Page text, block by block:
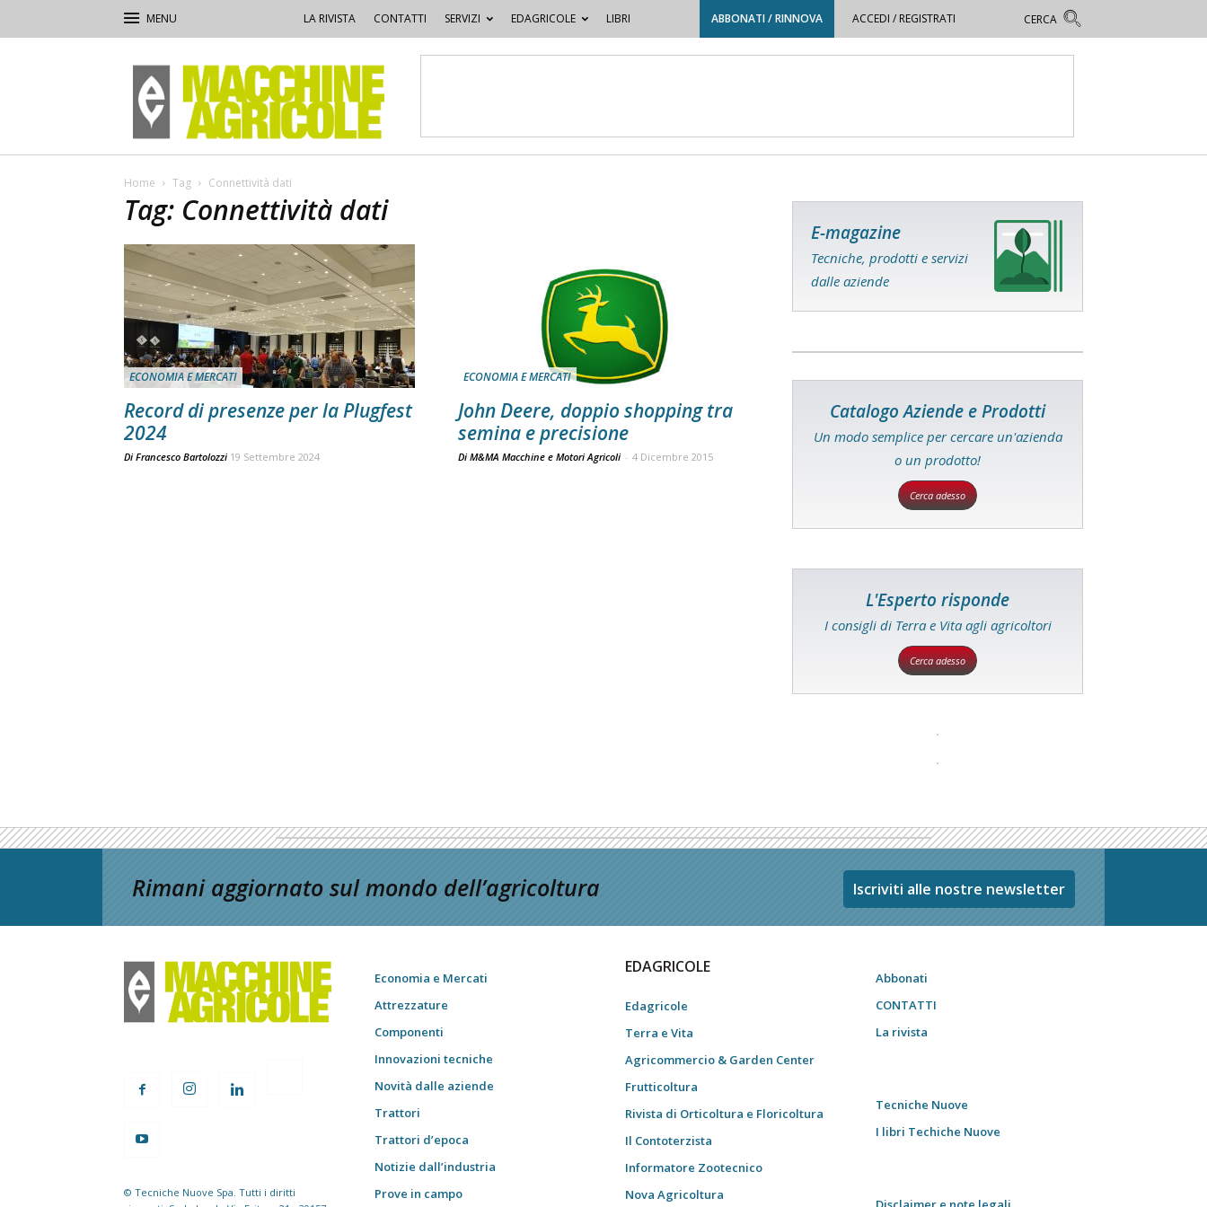
LA RIVISTA CONTATTI SERVIZI EDAGRICOLE LIBRI ABBONATI / RINNOVA ACCEDI / REGISTRATI
Macchine
Agricole
Home Tag Connettività dati
Tag: Connettività dati
ECONOMIA E MERCATI
Record di presenze per la Plugfest
2024
Di Francesco Bartolozzi 19 Settembre 2024
ECONOMIA E MERCATI
John Deere, doppio shopping tra
semina e precisione
Di M&MA Macchine e Motori Agricoli - 4 Dicembre 2015
E-magazine
Tecniche, prodotti e servizi
dalle aziende
Catalogo Aziende e Prodotti
Un modo semplice per cercare un'azienda
o un prodotto!
Cerca adesso
L'Esperto risponde
I consigli di Terra e Vita agli agricoltori
Cerca adesso
Rimani aggiornato sul mondo dell’agricoltura Iscriviti alle nostre newsletter
© Tecniche Nuove Spa. Tutti i diritti
Economia e Mercati
Attrezzature
Componenti
Innovazioni tecniche
Novità dalle aziende
Trattori
Trattori d’epoca
Notizie dall’industria
Prove in campo
EDAGRICOLE
Edagricole
Terra e Vita
Agricommercio & Garden Center
Frutticoltura
Rivista di Orticoltura e Floricoltura
Il Contoterzista
Informatore Zootecnico
Nova Agricoltura
Abbonati
CONTATTI
La rivista
Tecniche Nuove
I libri Techiche Nuove